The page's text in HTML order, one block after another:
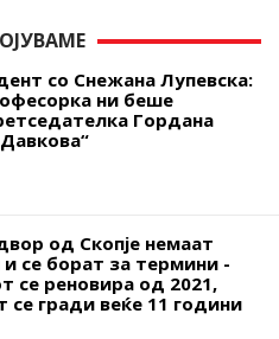
со Снежана Лупевска:
ни беше
Гордана
од Скопје немаат
и се борат за термини -
се реновира од 2021,
се гради веќе 11 години